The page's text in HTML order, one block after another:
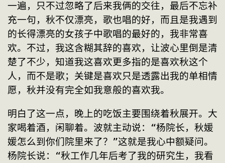
一遍，只不过忽略了后来我俩的交往，最后不忘补
充一句，秋不仅漂亮，歌也唱的好，而且是我遇到
的长得漂亮的女孩子中歌唱的最好的，我非常喜
欢。不过，我这含糊其辞的喜欢，让波心里倒是清
楚了不少，知道我这喜欢更多指的是喜欢秋这个
人，而不是歌；关键是喜欢只是透露出我的单相情
愿，秋并没有完全如我意般的喜欢我。
明白了这一点，晚上的吃饭主要围绕着秋展开。大
家喝着酒，闲聊着。波就主动说：“杨院长，秋媛
媛怎么到你们院里来了？”这就是我心中额疑问。
杨院长说：“秋工作几年后考了我的研究生，我看